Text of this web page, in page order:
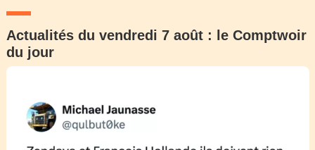
Actualités du vendredi 7 août : le Comptwoir
du jour